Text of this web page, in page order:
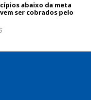
abaixo da meta
ser cobrados pelo